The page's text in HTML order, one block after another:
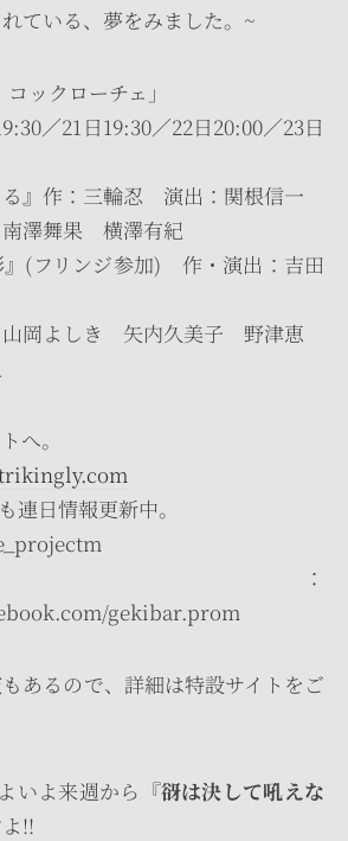
ている、夢をみました。~
ックローチェ」
／21日19:30／22日20:00／23日
る』作：三輪忍 演出：関根信一
澤舞果 横澤有紀
』(フリンジ参加) 作・演出：吉田
岡よしき 矢内久美子 野津恵
へ。
日情報更新中。
：
gekibar.prom
あるので、詳細は特設サイトをご
いよ来週から 『谺は決して吼えな
!!